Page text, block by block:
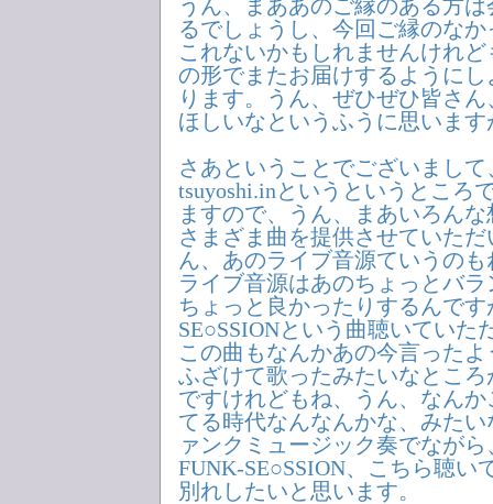
うん、まああのご縁のある方
るでしょうし、今回ご縁のな
これないかもしれませんけれ
の形でまたお届けするように
ります。うん、ぜひぜひ皆さ
ほしいなというふうに思います
さあということでございまし
tsuyoshi.inというというところ
ますので、うん、まあいろん
さまざま曲を提供させていた
ん、あのライブ音源ていうの
ライブ音源はあのちょっとバ
ちょっと良かったりするんで
SE○SSIONという曲聴いていた
この曲もなんかあの今言った
ふざけて歌ったみたいなとこ
ですけれどもね、うん、なん
てる時代なんなんかな、みた
ァンクミュージック奏でなが
FUNK-SE○SSION、こちら聴い
別れしたいと思います。